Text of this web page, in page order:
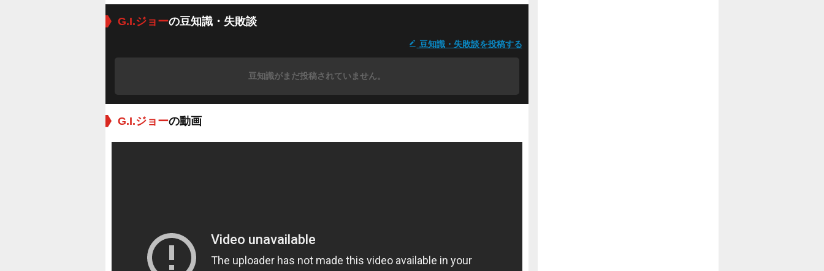
G.I.ジョーの豆知識・失敗談
豆知識・失敗談を投稿する
豆知識がまだ投稿されていません。
G.I.ジョーの動画